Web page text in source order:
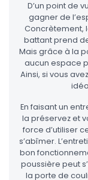
D’un point de
gagner de
Concrètement,
battant prend
Mais grâce à la
aucun espace
Ainsi, si vous
En faisant un
la préservez et
force d’utiliser
s’abîmer.
bon
poussière peut
la porte de